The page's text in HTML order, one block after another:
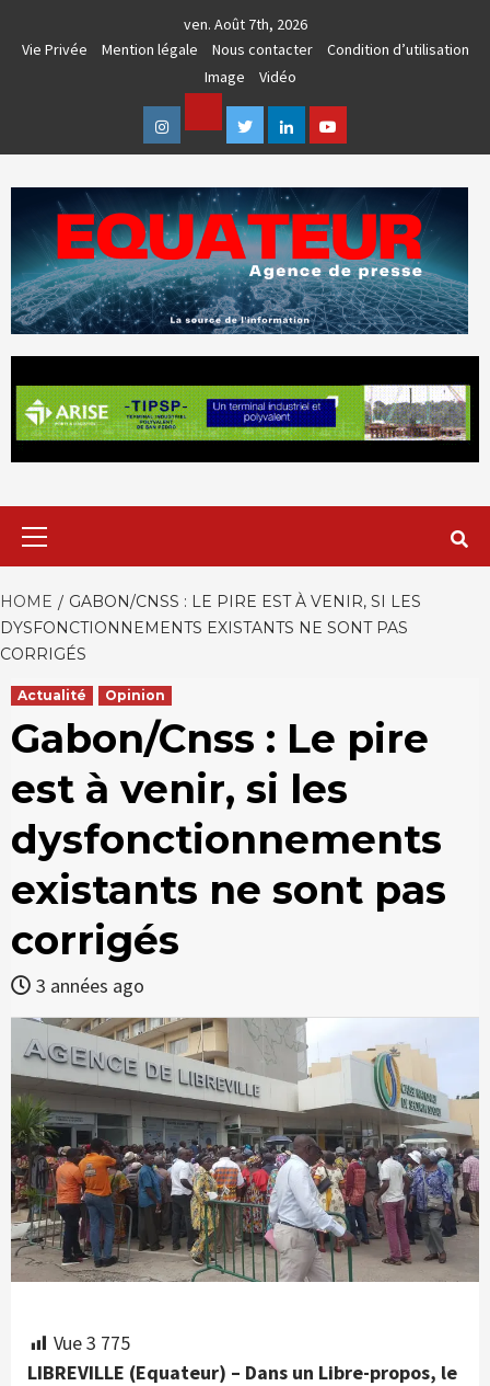
ven. Août 7th, 2026
Vie Privée
Mention légale Nous contacter
Condition d’utilisation
Image
Vidéo
Instagram
Facebook
TwitterLinkedinYoutube
EQUATEUR
HOME
GABON/CNSS : LE PIRE EST À VENIR, SI LES
DYSFONCTIONNEMENTS EXISTANTS NE SONT PAS
CORRIGÉS
Actualité Opinion
Gabon/Cnss : Le pire
est à venir, si les
dysfonctionnements
existants ne sont pas
corrigés
3 années ago
Vue3 775
LIBREVILLE (Equateur) – Dans un Libre-propos, le